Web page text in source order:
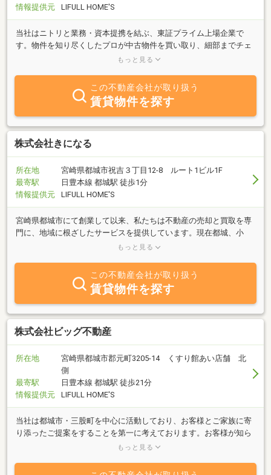
情報提供元 LIFULL HOME'S
当社はニトリと業務・資本提携を結ぶ、東証プライム上場企業で
す。物件を知り尽くしたプロが中古物件を買い取り、細部までチェ
ックし、自社規格に沿って丁寧にリフォームしているので、ご購入
もっと見る
この不動産会社が取り扱う
賃貸物件を探す
株式会社きになる
所在地
宮崎県都城市祝吉３丁目12-8 ルート1ビル1F
最寄駅
日豊本線 都城駅 徒歩1分
情報提供元
LIFULL HOME'S
宮崎県都城市にて創業して以来、私たちは不動産の売却と買取を専
門に、地域に根ざしたサービスを提供しています。現在都城、小
林、日南の3店舗を展開し、お客様一人ひとりに寄り添ったサポー
もっと見る
この不動産会社が取り扱う
賃貸物件を探す
株式会社ビッグ不動産
所在地
宮崎県都城市郡元町3205-14 くすり館あい店舗 北
側
最寄駅
日豊本線 都城駅 徒歩21分
情報提供元
LIFULL HOME'S
当社は都城市・三股町を中心に活動しており、お客様とご家族に寄
り添ったご提案をすることを第一に考えております。お客様が知ら
ずに損をしないように情報公開と土地建物の調査・検査を充実させ
もっと見る